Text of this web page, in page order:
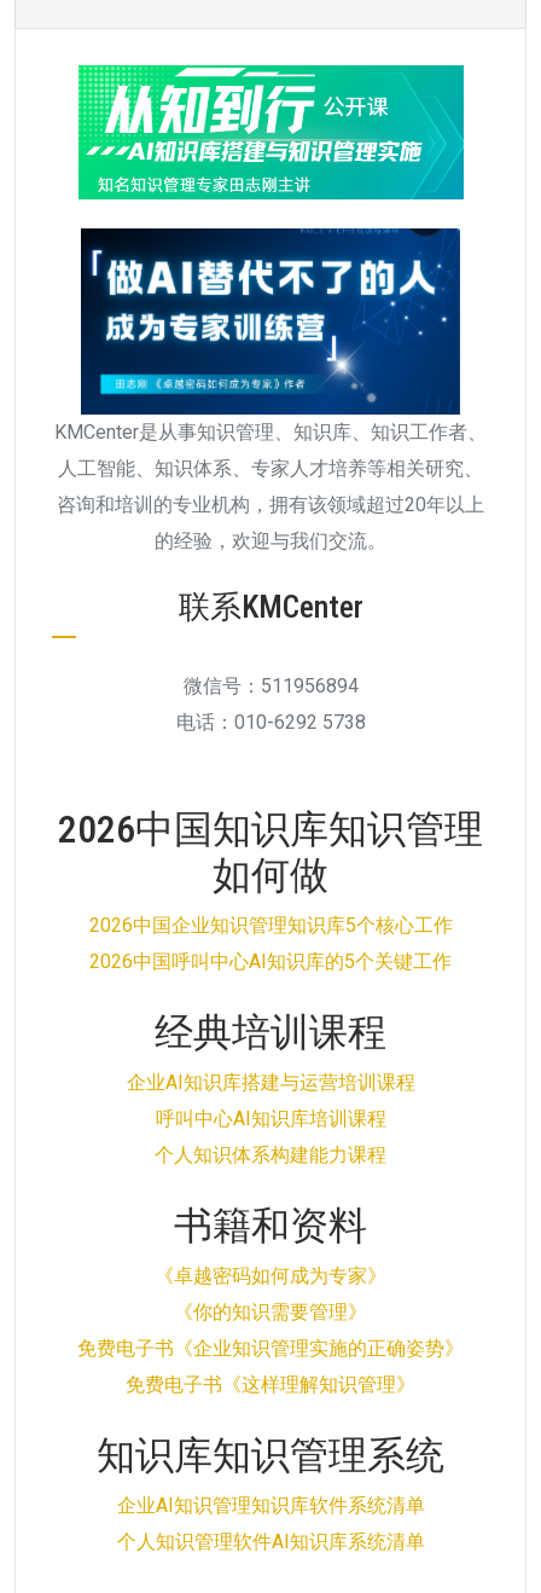
KMCenter是从事知识管理、知识库、知识工作者、
人工智能、知识体系、专家人才培养等相关研究、
咨询和培训的专业机构，拥有该领域超过20年以上
的经验，欢迎与我们交流。
联系KMCenter
微信号：511956894
电话：010-6292 5738
2026中国知识库知识管理
如何做
2026中国企业知识管理知识库5个核心工作
2026中国呼叫中心AI知识库的5个关键工作
经典培训课程
企业AI知识库搭建与运营培训课程
呼叫中心AI知识库培训课程
个人知识体系构建能力课程
书籍和资料
《卓越密码如何成为专家》
《你的知识需要管理》
免费电子书《企业知识管理实施的正确姿势》
免费电子书《这样理解知识管理》
知识库知识管理系统
企业AI知识管理知识库软件系统清单
个人知识管理软件AI知识库系统清单